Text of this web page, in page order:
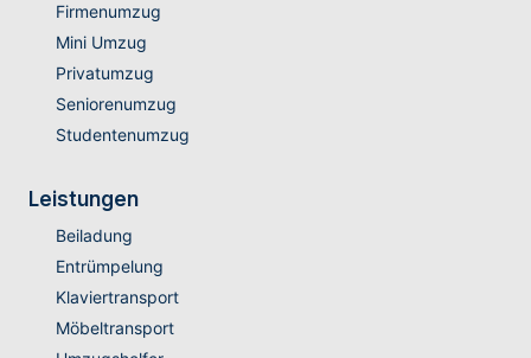
Firmenumzug
Mini Umzug
Privatumzug
Seniorenumzug
Studentenumzug
Leistungen
Beiladung
Entrümpelung
Klaviertransport
Möbeltransport